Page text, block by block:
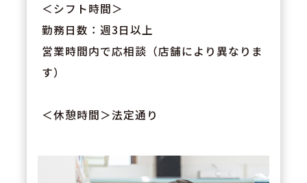
＜シフト時間＞
勤務日数：週3日以上
営業時間内で応相談（店舗により異なりま
す）
＜休憩時間＞法定通り